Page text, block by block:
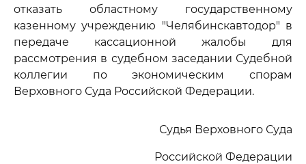
отказать областному государственному
казенному учреждению "Челябинскавтодор" в
передаче кассационной жалобы для
рассмотрения в судебном заседании Судебной
коллегии по экономическим спорам
Верховного Суда Российской Федерации.
Судья Верховного Суда
Российской Федерации